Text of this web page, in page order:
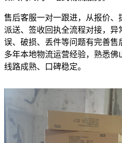
售后客服一对一跟进，从报价
派送、签收回执全流程对接，
误、破损、丢件等问题有完善售
多年本地物流运营经验，熟悉佛
线路成熟、口碑稳定。